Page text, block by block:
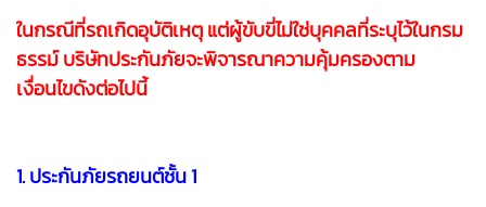
ในกรณีที่รถเกิดอุบัติเหตุ แต่ผู้ขับขี่ไม่ใช่บุคคลที่ระบุไว้ในกรม
ธรรม์ บริษัทประกันภัยจะพิจารณาความคุ้มครองตาม
เงื่อนไขดังต่อไปนี้
1. ประกันภัยรถยนต์ชั้น 1